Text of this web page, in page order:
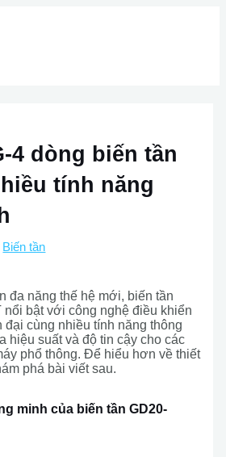
4 dòng biến tần
tính năng
Biến tần
đa năng thế hệ mới, biến tần
nổi bật với công nghệ điều khiển
đại cùng nhiều tính năng thông
hiệu suất và độ tin cậy cho các
phổ thông. Để hiểu hơn về thiết
phá bài viết sau.
minh của biến tần GD20-